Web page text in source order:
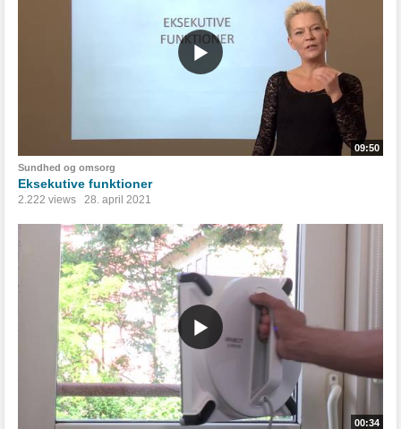
09:50
Sundhed og omsorg
Eksekutive funktioner
2.222 views 28. april 2021
00:34